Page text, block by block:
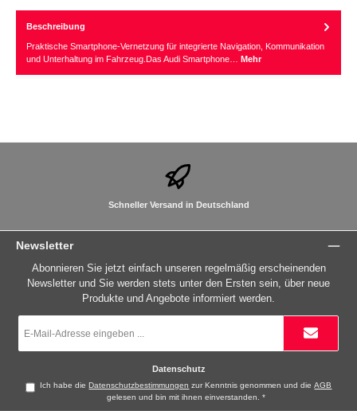
Beschreibung
Praktische Smartphone-Vernetzung für integrierte Navigation, Kommunikation
und Unterhaltung im Fahrzeug.Das Audi Smartphone… Mehr
Schneller Versand in Deutschland
Newsletter
Abonnieren Sie jetzt einfach unseren regelmäßig erscheinenden
Newsletter und Sie werden stets unter den Ersten sein, über neue
Produkte und Angebote informiert werden.
Mail-
Datenschutz
Ich habe dieDatenschutzbestimmungen zur Kenntnis genommen und dieAGB
gelesen und bin mit ihnen einverstanden.*